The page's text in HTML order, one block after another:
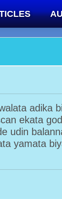
adika
ekata
udin
yamata